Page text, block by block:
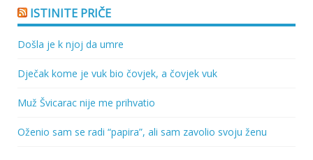
ISTINITE PRIČE
Došla je k njoj da umre
Dječak kome je vuk bio čovjek, a čovjek vuk
Muž Švicarac nije me prihvatio
Oženio sam se radi “papira”, ali sam zavolio svoju ženu